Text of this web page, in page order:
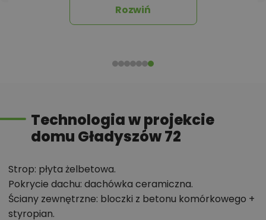
optymalizacja kosztów budowy domu według
informacje szczegółowe - np. wymiary
Zadzwoń52 384 49 90lub NAPISZ
Rozwiń
Technologia w projekcie
domu Gładyszów 72
Strop: płyta żelbetowa.
Pokrycie dachu: dachówka ceramiczna.
Ściany zewnętrzne: bloczki z betonu komórkowego +
styropian.